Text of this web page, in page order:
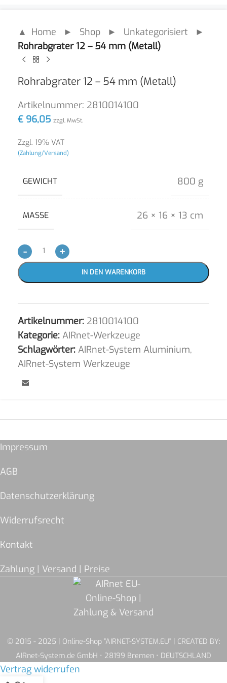
▲ Home ► Shop ► Unkategorisiert ►
Rohrabgrater 12 – 54 mm (Metall)
Rohrabgrater 12 – 54 mm (Metall)
Artikelnummer: 2810014100
€ 96,05 zzgl. MwSt.
Zzgl. 19% VAT
(Zahlung/Versand)
GEWICHT 800 g
MASSE 26 × 16 × 13 cm
- +
IN DEN WARENKORB
Artikelnummer: 2810014100
Kategorie: AIRnet-Werkzeuge
Schlagwörter: AIRnet-System Aluminium,
AIRnet-System Werkzeuge
Impressum
AGB
Datenschutzerklärung
Widerrufsrecht
Kontakt
Zahlung | Versand | Preise
© 2015 - 2025 | Online-Shop "AIRNET-SYSTEM.EU" | CREATED BY:
AIRnet-System.de GmbH • 28199 Bremen • DEUTSCHLAND
Vertrag widerrufen